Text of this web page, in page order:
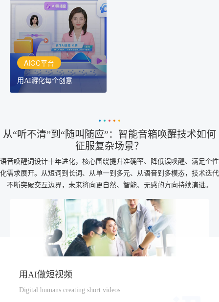
AIGC平台
用AI孵化每个创意
讯飞AIGC平台：让每个创
作者都拥有自己的专注AI
创作助手
从“听不清”到“随叫随应”：智能音箱唤醒技术如何
征服复杂场景？
语音唤醒词设计十年进化，核心围绕提升准确率、降低误唤醒、满足个性
化需求展开。从短词到长词、从单一到多元、从语音到多模态，技术迭代
不断突破交互边界，未来将向更自然、智能、无感的方向持续演进。
用AI做短视频
Digital humans creating short videos